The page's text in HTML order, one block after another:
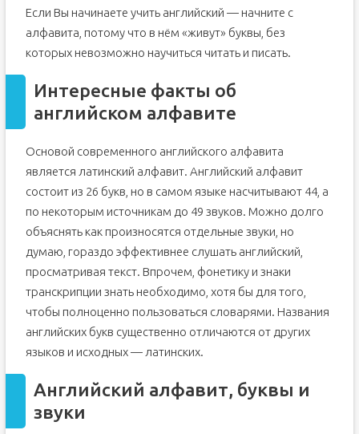
Если Вы начинаете учить английский — начните с
алфавита, потому что в нём «живут» буквы, без
которых невозможно научиться читать и писать.
Интересные факты об
английском алфавите
Основой современного английского алфавита
является латинский алфавит. Английский алфавит
состоит из 26 букв, но в самом языке насчитывают 44, а
по некоторым источникам до 49 звуков. Можно долго
объяснять как произносятся отдельные звуки, но
думаю, гораздо эффективнее слушать английский,
просматривая текст. Впрочем, фонетику и знаки
транскрипции знать необходимо, хотя бы для того,
чтобы полноценно пользоваться словарями. Названия
английских букв существенно отличаются от других
языков и исходных — латинских.
Английский алфавит, буквы и
звуки